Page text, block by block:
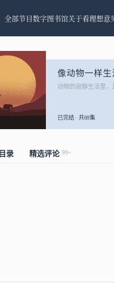
全部节目数字图书馆关于看理想意
像动物一样生
动物的寂静生活里，
已完结 · 共69集
目录 精选评论 99+